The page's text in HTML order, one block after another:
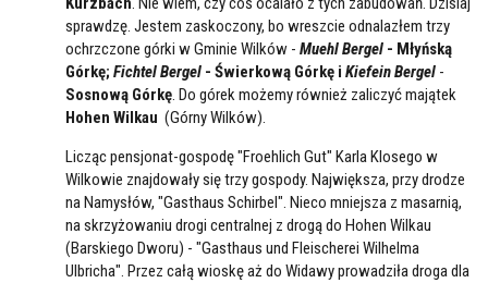
sprawdzę. Jestem zaskoczony, bo wreszcie odnalazłem trzy
ochrzczone górki w Gminie Wilków - Muehl Bergel - Młyńską
Górkę; Fichtel Bergel - Świerkową Górkę i Kiefein Bergel -
Sosnową Górkę. Do górek możemy również zaliczyć majątek
Hohen Wilkau (Górny Wilków).
Licząc pensjonat-gospodę "Froehlich Gut" Karla Klosego w
Wilkowie znajdowały się trzy gospody. Największa, przy drodze
na Namysłów, "Gasthaus Schirbel". Nieco mniejsza z masarnią,
na skrzyżowaniu drogi centralnej z drogą do Hohen Wilkau
(Barskiego Dworu) - "Gasthaus und Fleischerei Wilhelma
Ulbricha". Przez całą wioskę aż do Widawy prowadziła droga dla